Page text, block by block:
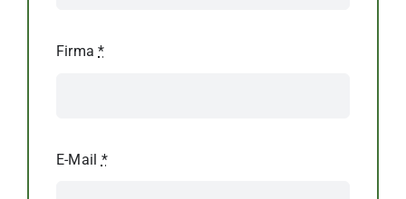
Firma*
E-Mail *